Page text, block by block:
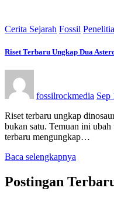
Cerita Sejarah Fossil
Riset Terbaru Ungkap Dua
fossilrockmedia Sep
Riset terbaru ungkap
bukan satu. Temuan ini
terbaru mengungkap…
Baca selengkapnya
Postingan